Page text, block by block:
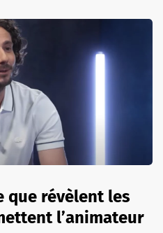
que révèlent les
l’animateur